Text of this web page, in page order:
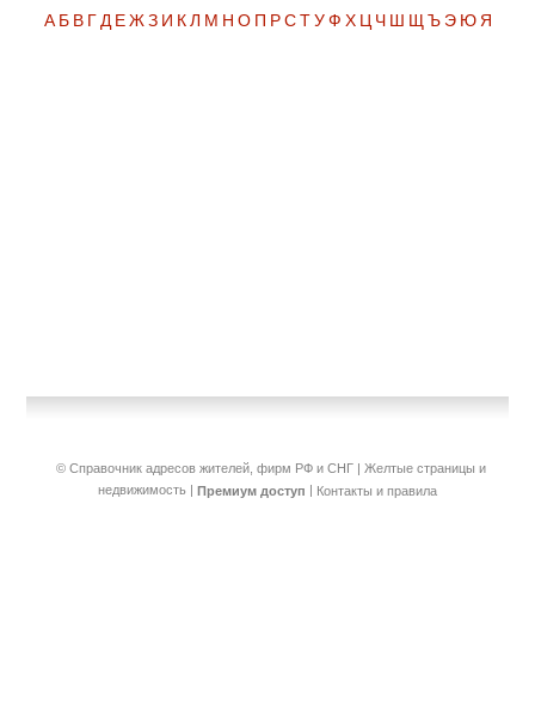
А Б В Г Д Е Ж З И К Л М Н О П Р С Т У Ф Х Ц Ч Ш Щ Ъ Э Ю Я
© Справочник адресов жителей, фирм РФ и СНГ | Желтые страницы и
недвижимость | Премиум доступ | Контакты и правила